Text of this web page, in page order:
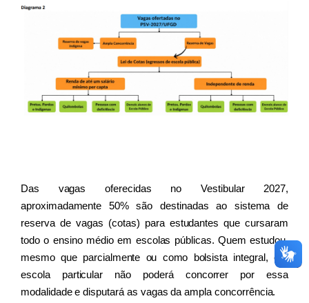
Das vagas oferecidas no Vestibular 2027,
aproximadamente 50% são destinadas ao sistema de
reserva de vagas (cotas) para estudantes que cursaram
todo o ensino médio em escolas públicas. Quem estudou,
mesmo que parcialmente ou como bolsista integral, em
escola particular não poderá concorrer por essa
modalidade e disputará as vagas da ampla concorrência.